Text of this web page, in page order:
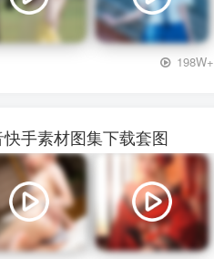
198W+
手素材图集下载套图